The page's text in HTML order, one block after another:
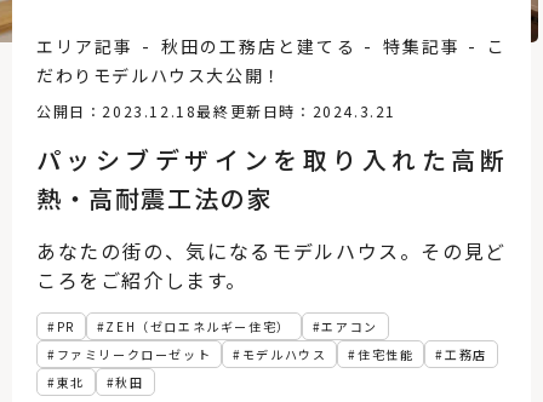
パッシブデザインを取り入れた高断
熱・高耐震工法の家
公開日：2023.12.18最終更新日時：2024.3.21
エリア記事 秋田の工務店と建てる 特集記事
こ
だわりモデルハウス大公開！
PR ZEH（ゼロエネルギー住宅）
エアコン
ファミリークローゼット
モデルハウス 住宅性能
工務店
東北
秋田
あなたの街の、気になるモデルハウス。その見ど
ころをご紹介します。